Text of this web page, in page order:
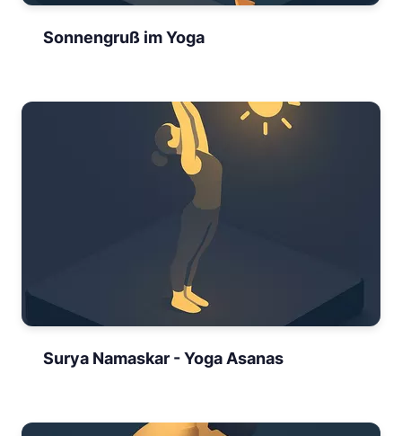
Sonnengruß im Yoga
Surya Namaskar - Yoga Asanas